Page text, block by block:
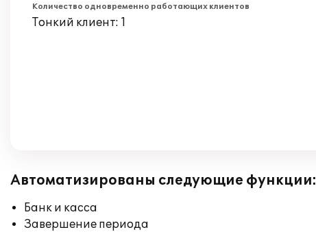
Количество одновременно работающих клиентов
Тонкий клиент: 1
Автоматизированы следующие функции:
Банк и касса
Завершение периода